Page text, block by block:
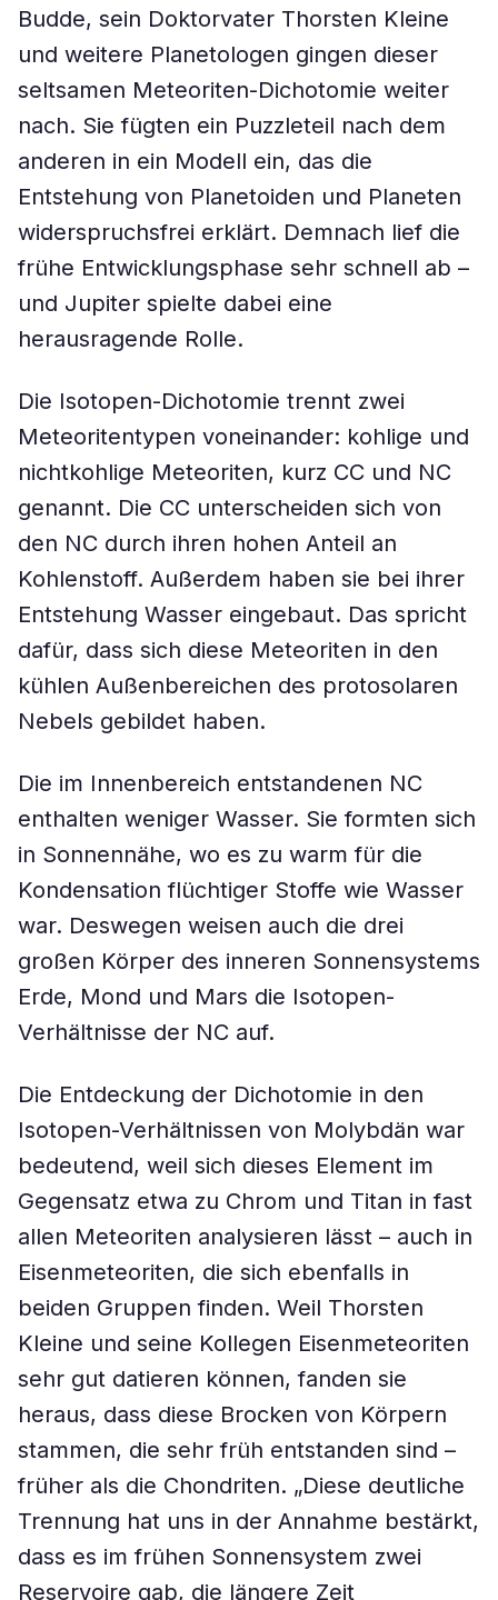
Budde, sein Doktorvater Thorsten Kleine
und weitere Planetologen gingen dieser
seltsamen Meteoriten-Dichotomie weiter
nach. Sie fügten ein Puzzleteil nach dem
anderen in ein Modell ein, das die
Entstehung von Planetoiden und Planeten
widerspruchsfrei erklärt. Demnach lief die
frühe Entwicklungsphase sehr schnell ab –
und Jupiter spielte dabei eine
herausragende Rolle.
Die Isotopen-Dichotomie trennt zwei
Meteoritentypen voneinander: kohlige und
nichtkohlige Meteoriten, kurz CC und NC
genannt. Die CC unterscheiden sich von
den NC durch ihren hohen Anteil an
Kohlenstoff. Außerdem haben sie bei ihrer
Entstehung Wasser eingebaut. Das spricht
dafür, dass sich diese Meteoriten in den
kühlen Außenbereichen des protosolaren
Nebels gebildet haben.
Die im Innenbereich entstandenen NC
enthalten weniger Wasser. Sie formten sich
in Sonnennähe, wo es zu warm für die
Kondensation flüchtiger Stoffe wie Wasser
war. Deswegen weisen auch die drei
großen Körper des inneren Sonnensystems
Erde, Mond und Mars die Isotopen-
Verhältnisse der NC auf.
Die Entdeckung der Dichotomie in den
Isotopen-Verhältnissen von Molybdän war
bedeutend, weil sich dieses Element im
Gegensatz etwa zu Chrom und Titan in fast
allen Meteoriten analysieren lässt – auch in
Eisenmeteoriten, die sich ebenfalls in
beiden Gruppen finden. Weil Thorsten
Kleine und seine Kollegen Eisenmeteoriten
sehr gut datieren können, fanden sie
heraus, dass diese Brocken von Körpern
stammen, die sehr früh entstanden sind –
früher als die Chondriten. „Diese deutliche
Trennung hat uns in der Annahme bestärkt,
dass es im frühen Sonnensystem zwei
Reservoire gab, die längere Zeit